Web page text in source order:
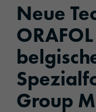
Neue
Group